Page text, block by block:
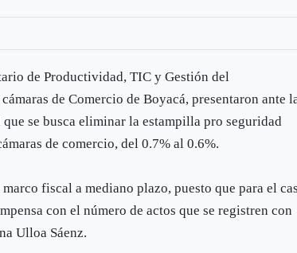
de Productividad, TIC y Gestión del
de Comercio de Boyacá, presentaron ante
se busca eliminar la estampilla pro seguridad
de comercio, del 0.7% al 0.6%.
fiscal a mediano plazo, puesto que para el
con el número de actos que se registren con
Ulloa Sáenz.